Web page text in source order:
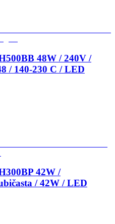
48W / 240V /
/ 140-230 C / LED
42W /
/ 42W / LED